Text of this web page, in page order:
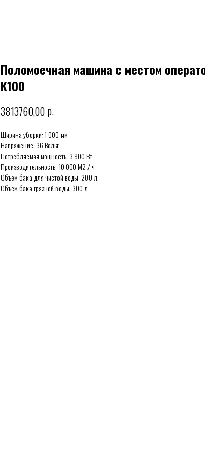
Поломоечная машина с местом
K100
3813760,00 р.
Ширина уборки: 1 000 мм
Напряжение: 36 Вольт
Потребляемая мощность: 3 900 Вт
Производительность: 10 000 М2 / ч
Объем бака для чистой воды: 200 л
Объем бака грязной воды: 300 л